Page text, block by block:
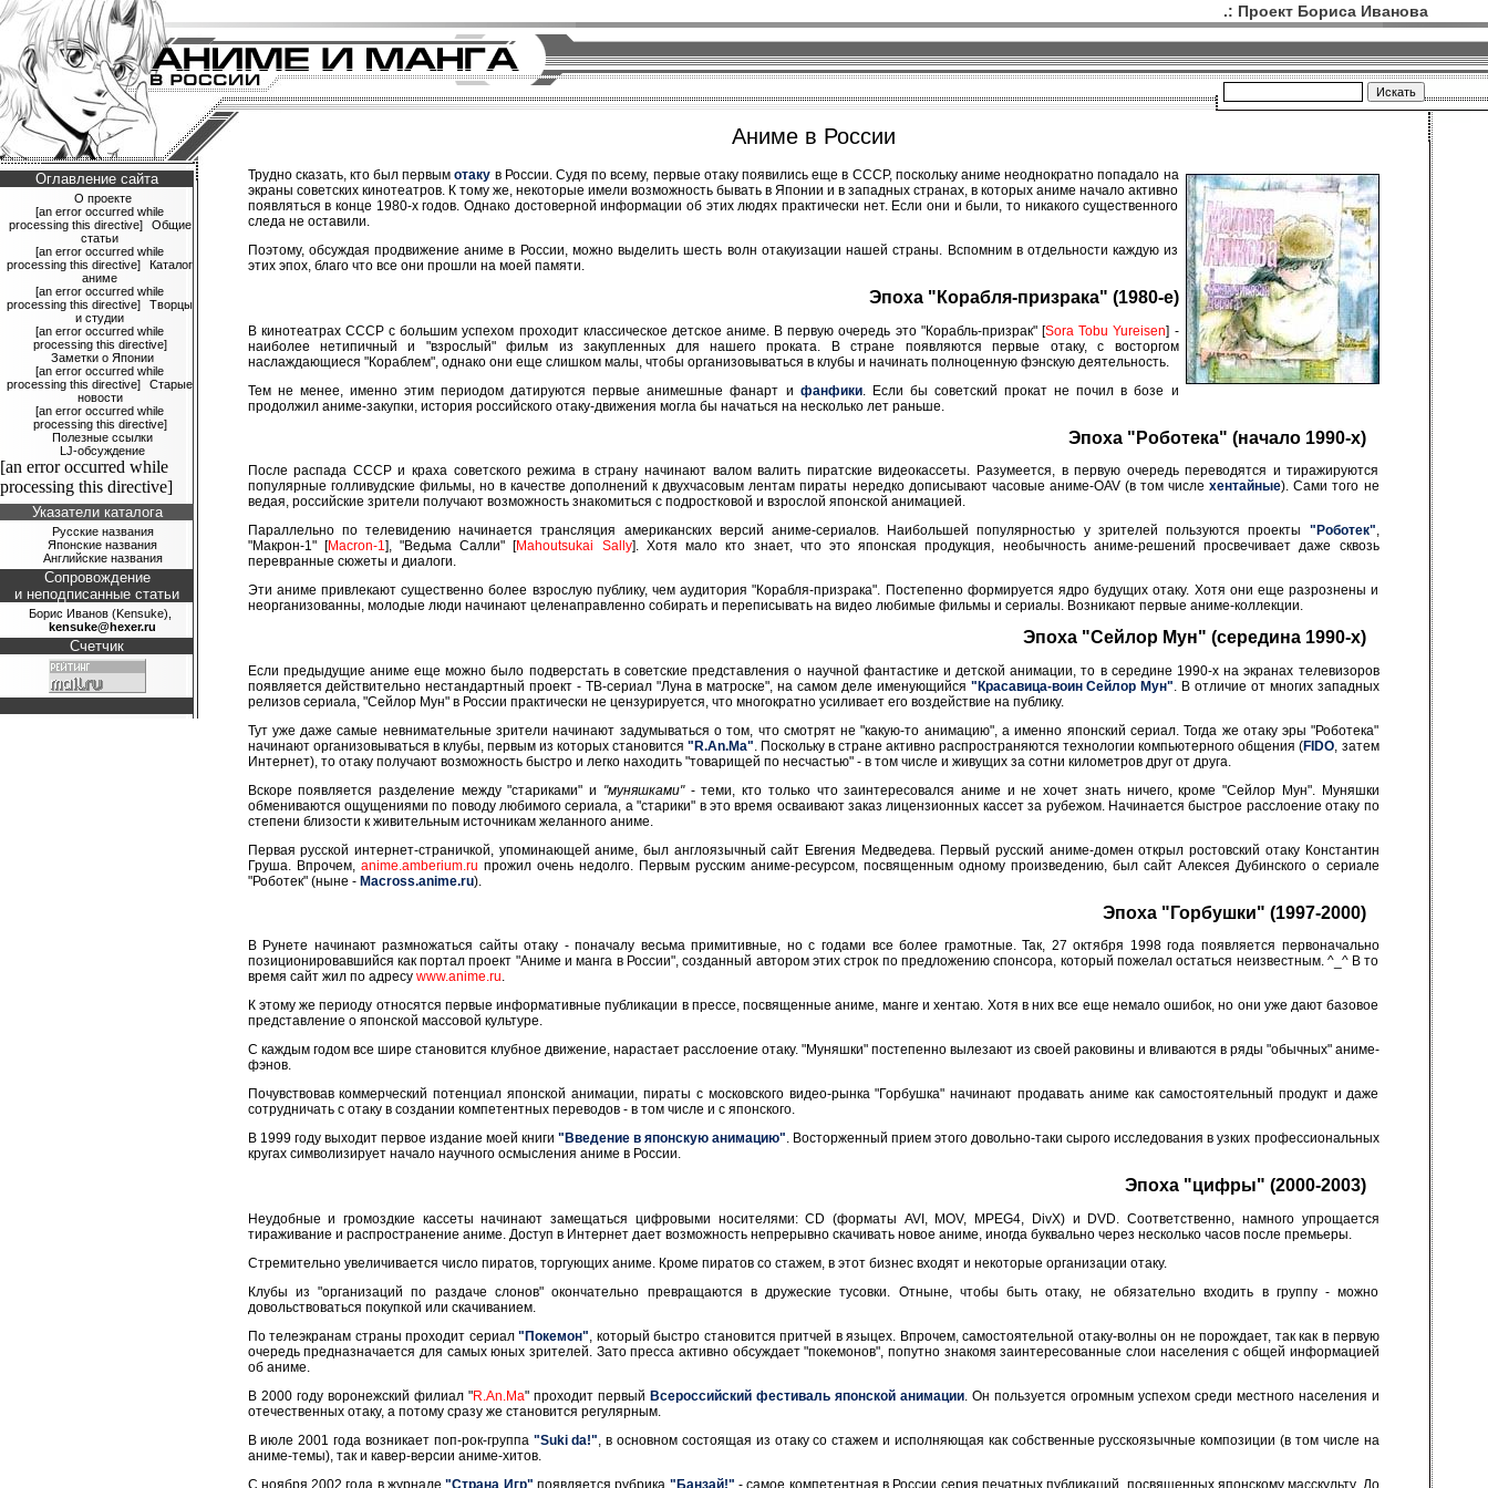
.: Проект Бориса Иванова
Аниме в России
Оглавление сайта
О проекте
[an error occurred while
processing this directive]
Общие
статьи
[an error occurred while
processing this directive]
Каталог
аниме
[an error occurred while
processing this directive]
Творцы
и студии
[an error occurred while
processing this directive]
Заметки о Японии
[an error occurred while
processing this directive]
Старые
новости
[an error occurred while
processing this directive]
Полезные ссылки
LJ-обсуждение
[an error occurred while
processing this directive]
Указатели каталога
Русские названия
Японские названия
Английские названия
Сопровождение
и неподписанные статьи
Борис Иванов (Kensuke),
kensuke@hexer.ru
Счетчик
Трудно сказать, кто был первымотаку в России. Судя по всему, первые отаку появились еще в СССР, поскольку аниме неоднократно попадало на
экраны советских кинотеатров. К тому же, некоторые имели возможность бывать в Японии и в западных странах, в которых аниме начало активно
появляться в конце 1980-х годов. Однако достоверной информации об этих людях практически нет. Если они и были, то никакого существенного
следа не оставили.
Поэтому, обсуждая продвижение аниме в России, можно выделить шесть волн отакуизации нашей страны. Вспомним в отдельности каждую из
этих эпох, благо что все они прошли на моей памяти.
Эпоха "Корабля-призрака" (1980-е)
В кинотеатрах СССР с большим успехом проходит классическое детское аниме. В первую очередь это "Корабль-призрак" [Sora Tobu Yureisen] -
наиболее нетипичный и "взрослый" фильм из закупленных для нашего проката. В стране появляются первые отаку, с восторгом
наслаждающиеся "Кораблем", однако они еще слишком малы, чтобы организовываться в клубы и начинать полноценную фэнскую деятельность.
Тем не менее, именно этим периодом датируются первые анимешные фанарт и фанфики. Если бы советский прокат не почил в бозе и
продолжил аниме-закупки, история российского отаку-движения могла бы начаться на несколько лет раньше.
Эпоха "Роботека" (начало 1990-х)
После распада СССР и краха советского режима в страну начинают валом валить пиратские видеокассеты. Разумеется, в первую очередь переводятся и тиражируются
популярные голливудские фильмы, но в качестве дополнений к двухчасовым лентам пираты нередко дописывают часовые аниме-OAV (в том числехентайные). Сами того не
ведая, российские зрители получают возможность знакомиться с подростковой и взрослой японской анимацией.
Параллельно по телевидению начинается трансляция американских версий аниме-сериалов. Наибольшей популярностью у зрителей пользуются проекты "Роботек",
"Макрон-1" [Macron-1], "Ведьма Салли" [Mahoutsukai Sally]. Хотя мало кто знает, что это японская продукция, необычность аниме-решений просвечивает даже сквозь
перевранные сюжеты и диалоги.
Эти аниме привлекают существенно более взрослую публику, чем аудитория "Корабля-призрака". Постепенно формируется ядро будущих отаку. Хотя они еще разрознены и
неорганизованны, молодые люди начинают целенаправленно собирать и переписывать на видео любимые фильмы и сериалы. Возникают первые аниме-коллекции.
Эпоха "Сейлор Мун" (середина 1990-х)
Если предыдущие аниме еще можно было подверстать в советские представления о научной фантастике и детской анимации, то в середине 1990-х на экранах телевизоров
появляется действительно нестандартный проект - ТВ-сериал "Луна в матроске", на самом деле именующийся "Красавица-воин Сейлор Мун" . В отличие от многих западных
релизов сериала, "Сейлор Мун" в России практически не цензурируется, что многократно усиливает его воздействие на публику.
Тут уже даже самые невнимательные зрители начинают задумываться о том, что смотрят не "какую-то анимацию", а именно японский сериал. Тогда же отаку эры "Роботека"
начинают организовываться в клубы, первым из которых становится "R.An.Ma" . Поскольку в стране активно распространяются технологии компьютерного общения (FIDO , затем
Интернет), то отаку получают возможность быстро и легко находить "товарищей по несчастью" - в том числе и живущих за сотни километров друг от друга.
Вскоре появляется разделение между "стариками" и "муняшками"- теми, кто только что заинтересовался аниме и не хочет знать ничего, кроме "Сейлор Мун". Муняшки
обмениваются ощущениями по поводу любимого сериала, а "старики" в это время осваивают заказ лицензионных кассет за рубежом. Начинается быстрое расслоение отаку по
степени близости к живительным источникам желанного аниме.
Первая русской интернет-страничкой, упоминающей аниме, был англоязычный сайт Евгения Медведева
Первый русский аниме-домен открыл ростовский отаку Константин
Груша. Впрочем, anime.amberium.ru прожил очень недолго. Первым русским аниме-ресурсом, посвященным одному произведению, был сайт Алексея Дубинского о сериале
"Роботек" (ныне - Macross.anime.ru).
Эпоха "Горбушки" (1997-2000)
В Рунете начинают размножаться сайты отаку - поначалу весьма примитивные, но с годами все более грамотные. Так, 27 октября 1998 года появляется первоначально
позиционировавшийся как портал проект "Аниме и манга в России", созданный автором этих строк по предложению спонсора, который пожелал остаться неизвестным. ^_^ В то
время сайт жил по адресу www.anime.ru.
К этому же периоду относятся первые информативные публикации в прессе, посвященные аниме, манге и хентаю. Хотя в них все еще немало ошибок, но они уже дают базовое
представление о японской массовой культуре.
С каждым годом все шире становится клубное движение, нарастает расслоение отаку. "Муняшки" постепенно вылезают из своей раковины и вливаются в ряды "обычных" аниме-
фэнов.
Почувствовав коммерческий потенциал японской анимации, пираты с московского видео-рынка "Горбушка" начинают продавать аниме как самостоятельный продукт и даже
сотрудничать с отаку в создании компетентных переводов - в том числе и с японского.
В 1999 году выходит первое издание моей книги "Введение в японскую анимацию". Восторженный прием этого довольно-таки сырого исследования в узких профессиональных
кругах символизирует начало научного осмысления аниме в России.
Эпоха "цифры" (2000-2003)
Неудобные и громоздкие кассеты начинают замещаться цифровыми носителями: CD (форматы AVI, MOV, MPEG4, DivX) и DVD. Соответственно, намного упрощается
тираживание и распространение аниме. Доступ в Интернет дает возможность непрерывно скачивать новое аниме, иногда буквально через несколько часов после премьеры.
Стремительно увеличивается число пиратов, торгующих аниме. Кроме пиратов со стажем, в этот бизнес входят и некоторые организации отаку.
Клубы из "организаций по раздаче слонов" окончательно превращаются в дружеские тусовки. Отныне, чтобы быть отаку, не обязательно входить в группу - можно
довольствоваться покупкой или скачиванием.
По телеэкранам страны проходит сериал"Покемон" , который быстро становится притчей в языцех. Впрочем, самостоятельной отаку-волны он не порождает, так как в первую
очередь предназначается для самых юных зрителей. Зато пресса активно обсуждает "покемонов", попутно знакомя заинтересованные слои населения с общей информацией
об аниме.
В 2000 году воронежский филиал "R.An.Ma" проходит первый Всероссийский фестиваль японской анимации. Он пользуется огромным успехом среди местного населения и
отечественных отаку, а потому сразу же становится регулярным.
В июле 2001 года возникает поп-рок-группа "Suki da!" , в основном состоящая из отаку со стажем и исполняющая как собственные русскоязычные композиции (в том числе на
аниме-темы), так и кавер-версии аниме-хитов.
С ноября 2002 года в журнале"Страна Игр" появляется рубрика "Банзай!" - самое компетентная в России серия печатных публикаций, посвященных японскому масскульту. До